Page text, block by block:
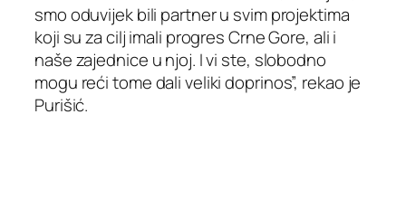
smo oduvijek bili partner u svim projektima
koji su za cilj imali progres Crne Gore, ali i
naše zajednice u njoj. I vi ste, slobodno
mogu reći tome dali veliki doprinos”, rekao je
Purišić.